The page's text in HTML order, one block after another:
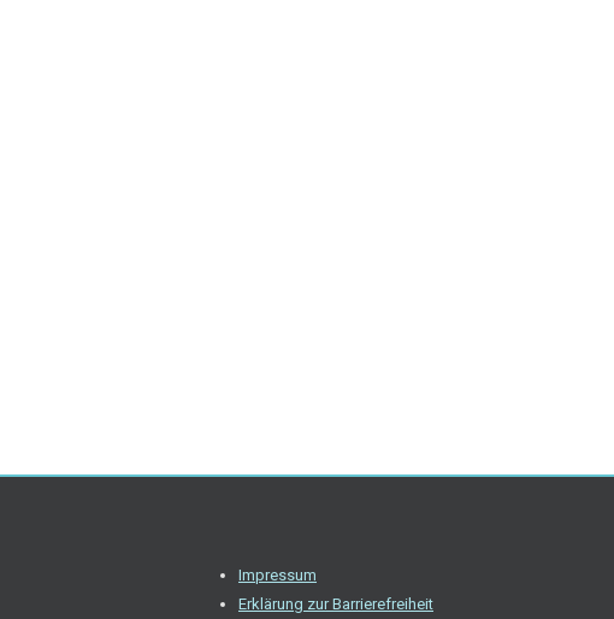
Impressum
Erklärung zur Barrierefreiheit